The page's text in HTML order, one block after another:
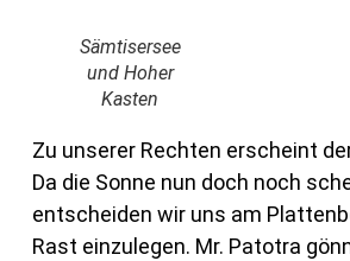
Sämtisersee
und Hoher
Kasten
Zu unserer Rechten erscheint
Da die Sonne nun doch noch
entscheiden wir uns am
Rast einzulegen. Mr. Patotra